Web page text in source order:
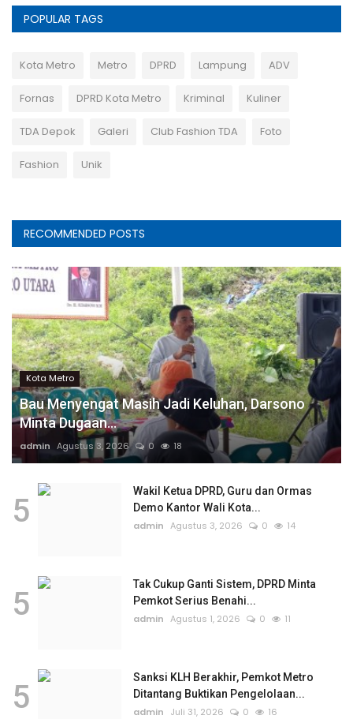
POPULAR TAGS
Kota Metro Metro DPRD Lampung ADV
Fornas DPRD Kota Metro Kriminal Kuliner
TDA Depok Galeri Club Fashion TDA Foto
Fashion Unik
RECOMMENDED POSTS
Kota Metro
Bau Menyengat Masih Jadi Keluhan, Darsono
Minta Dugaan...
admin Agustus 3, 2026 0 18
5
Wakil Ketua DPRD, Guru dan Ormas
Demo Kantor Wali Kota...
admin Agustus 3, 2026 0 14
5
Tak Cukup Ganti Sistem, DPRD Minta
Pemkot Serius Benahi...
admin Agustus 1, 2026 0 11
5
Sanksi KLH Berakhir, Pemkot Metro
Ditantang Buktikan Pengelolaan...
admin
Juli 31, 2026 0 16